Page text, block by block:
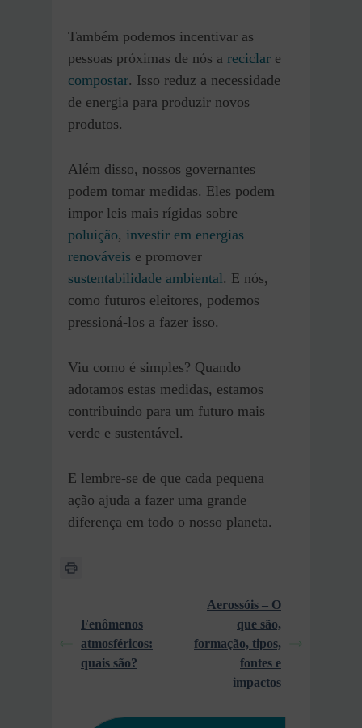
Também podemos incentivar as
pessoas próximas de nós a reciclar e
compostar. Isso reduz a necessidade
de energia para produzir novos
produtos.
Além disso, nossos governantes
podem tomar medidas. Eles podem
impor leis mais rígidas sobre
poluição, investir em energias
renováveis e promover
sustentabilidade ambiental. E nós,
como futuros eleitores, podemos
pressioná-los a fazer isso.
Viu como é simples? Quando
adotamos estas medidas, estamos
contribuindo para um futuro mais
verde e sustentável.
E lembre-se de que cada pequena
ação ajuda a fazer uma grande
diferença em todo o nosso planeta.
Fenômenos
atmosféricos:
quais são?
Aerossóis – O
que são,
formação, tipos,
fontes e
impactos